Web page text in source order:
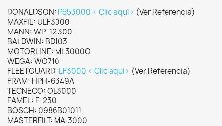
DONALDSON: P553000 < Clic aquí> (Ver Referencia)
MAXFIL: ULF3000
MANN: WP-12 300
BALDWIN: BD103
MOTORLINE: ML3000O
WEGA: WO710
FLEETGUARD: LF3000 < Clic aquí> (Ver Referencia)
FRAM: HPH-6349A
TECNECO: OL3000
FAMEL: F-230
BOSCH: 0986B01011
MASTERFILT: MA-3000